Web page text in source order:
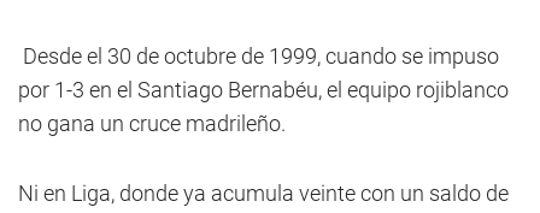
Desde el 30 de octubre de 1999, cuando se impuso
por 1-3 en el Santiago Bernabéu, el equipo rojiblanco
no gana un cruce madrileño.
Ni en Liga, donde ya acumula veinte con un saldo de